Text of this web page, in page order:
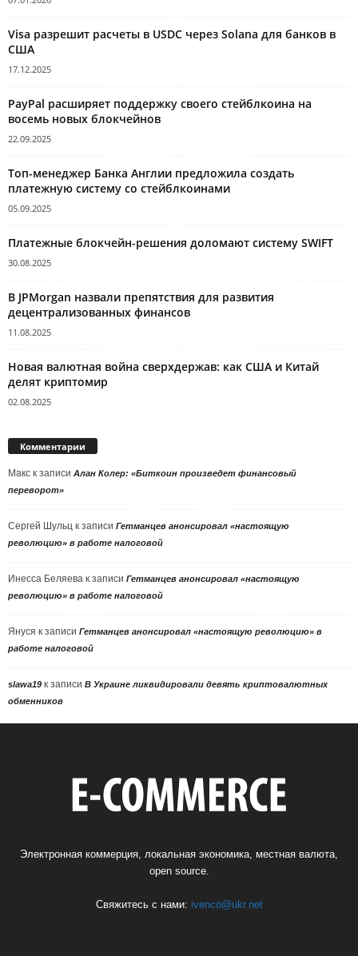
Visa разрешит расчеты в USDC через Solana для банков в
США
17.12.2025
PayPal расширяет поддержку своего стейблкоина на
восемь новых блокчейнов
22.09.2025
Топ-менеджер Банка Англии предложила создать
платежную систему со стейблкоинами
05.09.2025
Платежные блокчейн-решения доломают систему SWIFT
30.08.2025
В JPMorgan назвали препятствия для развития
децентрализованных финансов
11.08.2025
Новая валютная война сверхдержав: как США и Китай
делят криптомир
02.08.2025
Комментарии
Макс к записи Алан Колер: «Биткоин произведет финансовый
переворот»
Сергей Шульц к записи Гетманцев анонсировал «настоящую
революцию» в работе налоговой
Инесса Беляева к записи Гетманцев анонсировал «настоящую
революцию» в работе налоговой
Януся к записи Гетманцев анонсировал «настоящую революцию» в
работе налоговой
slawa19 к записи В Украине ликвидировали девять криптовалютных
обменников
Электронная коммерция, локальная экономика, местная валюта,
open source.
Свяжитесь с нами: ivenco@ukr.net